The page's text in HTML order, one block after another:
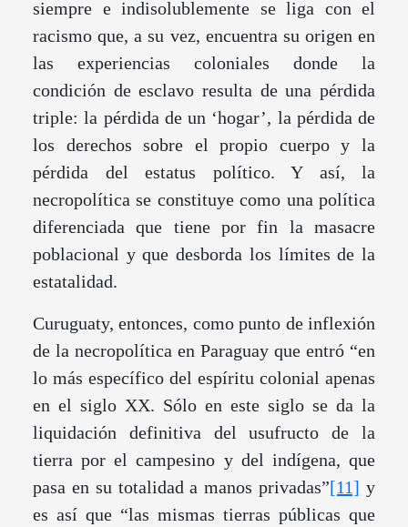
siempre e indisolublemente se liga con el
racismo que, a su vez, encuentra su origen en
las experiencias coloniales donde la
condición de esclavo resulta de una pérdida
triple: la pérdida de un ‘hogar’, la pérdida de
los derechos sobre el propio cuerpo y la
pérdida del estatus político. Y así, la
necropolítica se constituye como una política
diferenciada que tiene por fin la masacre
poblacional y que desborda los límites de la
estatalidad.
Curuguaty, entonces, como punto de inflexión
de la necropolítica en Paraguay que entró “en
lo más específico del espíritu colonial apenas
en el siglo XX. Sólo en este siglo se da la
liquidación definitiva del usufructo de la
tierra por el campesino y del indígena, que
pasa en su totalidad a manos privadas”[11] y
es así que “las mismas tierras públicas que